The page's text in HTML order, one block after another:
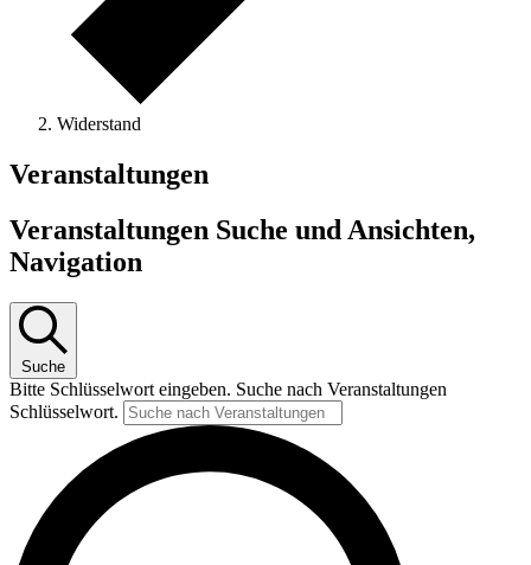
Widerstand
Veranstaltungen
Veranstaltungen Suche und Ansichten,
Navigation
Suche
Bitte Schlüsselwort eingeben. Suche nach Veranstaltungen
Schlüsselwort.